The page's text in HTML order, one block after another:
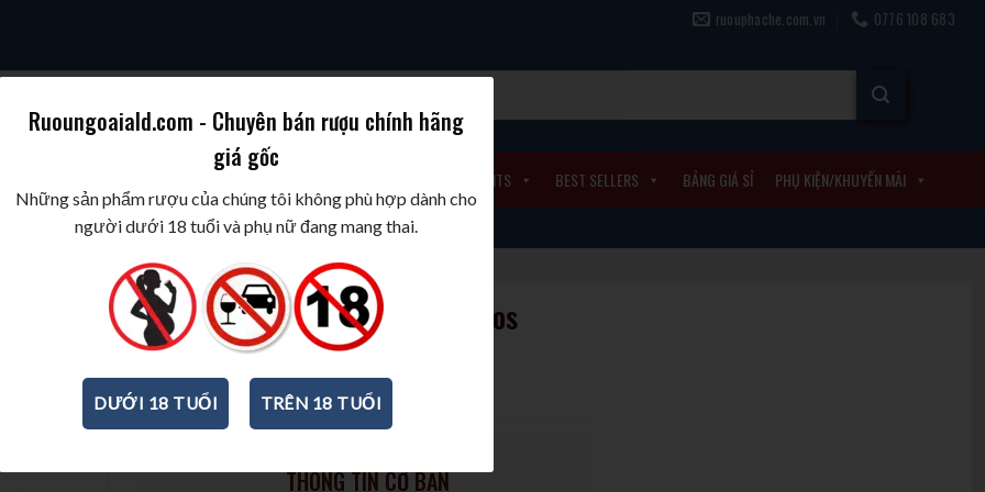
ruouphache.com.vn 0776 108 683
BEST WINES & SPIRITS BEST SELLERS BẢNG GIÁ SỈ PHỤ KIỆN/KHUYẾN MÃI
Rượu vang Benmarco Malbec Los
Chacayes
750ml-14%
THÔNG TIN CƠ BẢN
Ruoungoaiald.com - Chuyên bán rượu chính hãng
giá gốc
Những sản phẩm rượu của chúng tôi không phù hợp dành cho
người dưới 18 tuổi và phụ nữ đang mang thai.
DƯỚI 18 TUỔI TRÊN 18 TUỔI